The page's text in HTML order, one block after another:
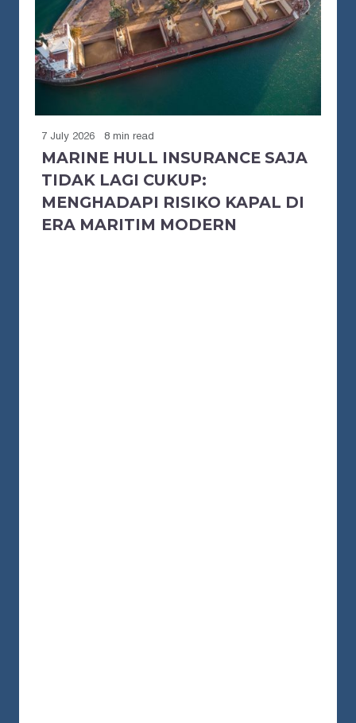
7 July 2026 8 min read
MARINE HULL INSURANCE SAJA
TIDAK LAGI CUKUP:
MENGHADAPI RISIKO KAPAL DI
ERA MARITIM MODERN